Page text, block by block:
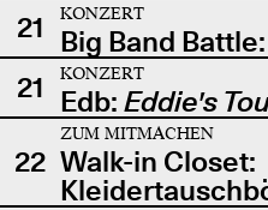
21
KONZERT
Big Band
21
KONZERT
Edb: Eddie's
22
ZUM MITMACHEN
Walk-in Closet: